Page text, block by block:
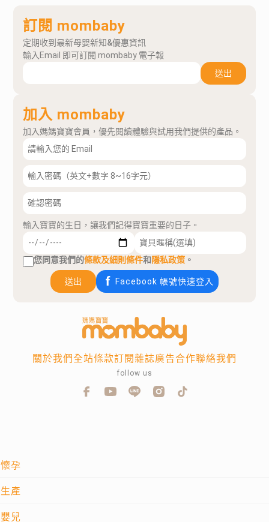
訂閱 mombaby
定期收到最新母嬰新知&優惠資訊
輸入Email 即可訂閱 mombaby 電子報
送出
加入 mombaby
加入媽媽寶寶會員，優先閱讀體驗與試用我們提供的產品。
輸入寶寶的生日，讓我們記得寶寶重要的日子。
您同意我們的條款及細則條件和隱私政策 。
送出 Facebook 帳號快速登入
懷孕
生產
嬰兒
關於我們全站條款訂閱雜誌廣告合作聯絡我們
follow us